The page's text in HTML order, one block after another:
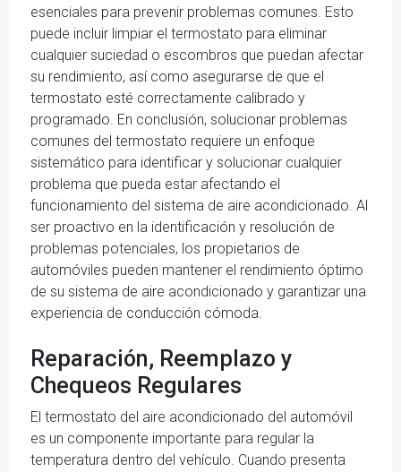
esenciales para prevenir problemas comunes. Esto
puede incluir limpiar el termostato para eliminar
cualquier suciedad o escombros que puedan afectar
su rendimiento, así como asegurarse de que el
termostato esté correctamente calibrado y
programado. En conclusión, solucionar problemas
comunes del termostato requiere un enfoque
sistemático para identificar y solucionar cualquier
problema que pueda estar afectando el
funcionamiento del sistema de aire acondicionado. Al
ser proactivo en la identificación y resolución de
problemas potenciales, los propietarios de
automóviles pueden mantener el rendimiento óptimo
de su sistema de aire acondicionado y garantizar una
experiencia de conducción cómoda.
Reparación, Reemplazo y
Chequeos Regulares
El termostato del aire acondicionado del automóvil
es un componente importante para regular la
temperatura dentro del vehículo. Cuando presenta